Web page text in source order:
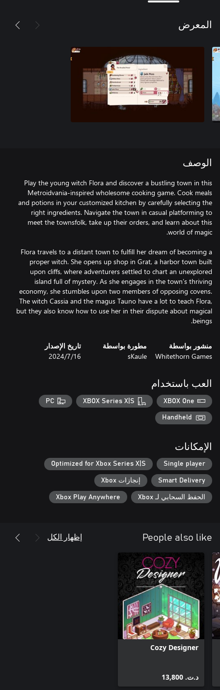
المعرض
الوصف
Play the young witch Flora and discover a bustling town in this
Metroidvania-inspired wholesome cooking game. Cook meals
and potions in your customized kitchen by carefully selecting the
right ingredients. Navigate the town in casual platforming to
meet the townsfolk, take up their orders, and learn about this
Flora travels to a distant town to fulfill her dream of becoming a
proper witch. She opens up shop in Grat, a harbor town built
upon cliffs, where adventurers settled to chart an unexplored
island full of mystery. As she engages in the town’s thriving
economy, she stumbles upon two members of opposing covens.
The witch Cassia and the magus Tauno have a lot to teach Flora,
but they also know how to use her in their dispute about magical
beings.
منشور بواسطة
Whitethorn Games
مطورة بواسطة
sKaule
تاريخ الإصدار
16‏/7‏/2024
العب باستخدام
XBOX One
XBOX Series X|S
PC
Handheld
الإمكانات
Single player
Optimized for Xbox Series X|S
Smart Delivery إنجازات Xbox
الحفظ السحابي لـ Xbox Xbox Play Anywhere
People also like إظهار الكل
Cozy Designer
د.ت.‏ 13,800